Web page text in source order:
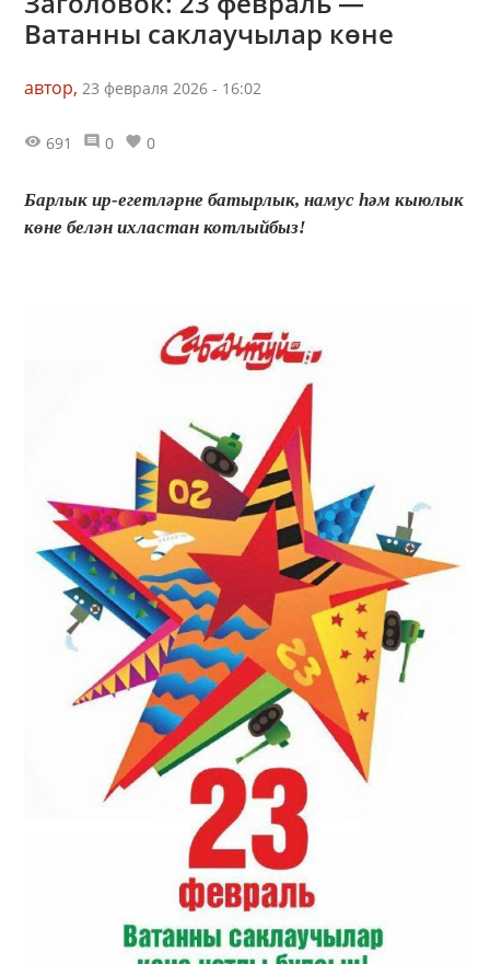
Ватанны саклаучылар көне
автор, 23 февраля 2026 - 16:02
691 0 0
Барлык ир-егетләрне батырлык, намус hәм кыюлык
көне белән ихластан котлыйбыз!